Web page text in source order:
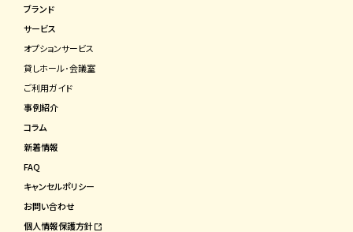
ブランド
サービス
オプションサービス
貸しホール･会議室
ご利⽤ガイド
事例紹介
コラム
新着情報
FAQ
キャンセルポリシー
お問い合わせ
個⼈情報保護⽅針